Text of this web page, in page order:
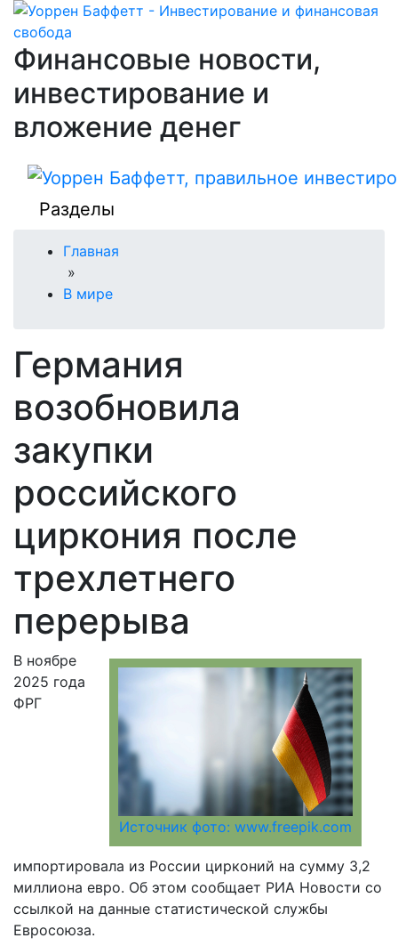
Финансовые новости,
инвестирование и
вложение денег
Разделы
Главная
»
В мире
Германия
возобновила
закупки
российского
циркония после
трехлетнего
перерыва
Источник фото: www.freepik.com
В ноябре
2025 года
ФРГ
импортировала из России цирконий на сумму 3,2
миллиона евро. Об этом сообщает РИА Новости со
ссылкой на данные статистической службы
Евросоюза.